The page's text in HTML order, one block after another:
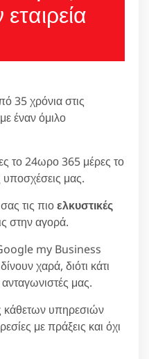
35 χρόνια στις
έναν όμιλο
το 24ωρο 365 μέρες το
υποσχέσεις μας.
τις πιοελκυστικές
στην αγορά.
my Business
χαρά, διότι κάτι
μας.
κάθετων υπηρεσιών
με πράξεις και όχι